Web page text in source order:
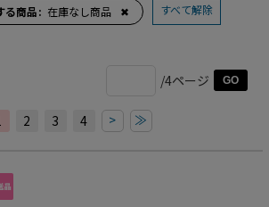
る商品 在庫なし商品 ✖ すべて解除
/4ページ GO
2 3 4 > ≫